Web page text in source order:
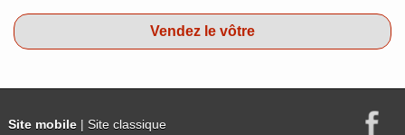
Vendez le vôtre
Site mobile| Site classique